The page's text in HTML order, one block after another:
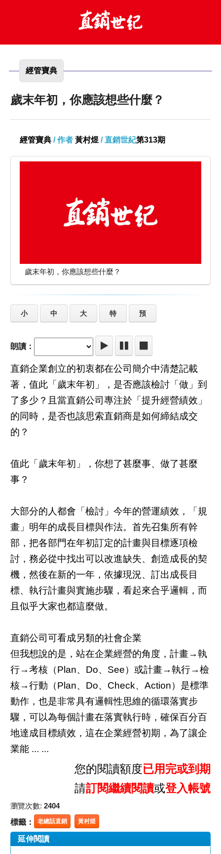
經管寶典
歲末年初，你應該想些什麼？
經管寶典 / 作者 黃村煜 / 直銷世紀第313期
歲末年初，你應該想些什麼？
小 中 大 特 預
朗讀：
直銷企業創立的初衷都在公司簡介中清楚記載
著，值此「歲末年初」，是否應該檢討「做」到
了多少？且當直銷公司專注於「提升經營績效」
的同時，是否也該思索直銷商是如何締結成交
的？
值此「歲末年初」，你想了甚麼事、做了甚麼
事？
大部分的人都會「檢討」今年的營運績效，「規
畫」明年的成長目標與作法。首先召集所有幹
部，把各部門在年初訂定的計畫與目標逐項檢
討，務必從中找出可以改進缺失、創造成長的契
機，然後在新的一年，依據現況、訂出成長目
標、執行計畫與實施步驟，看起來合乎邏輯，而
且似乎大家也都這麼做。
直銷公司可看成另類的社會企業
但我想說的是，站在企業經營的角度，計畫→執
行→考核（Plan、Do、See）或計畫→執行→檢
核→行動（Plan、Do、Check、Action）是標準
動作，也是非常具有邏輯性思維的循環落實步
驟，可以為每個計畫在落實執行時，確保百分百
地達成目標績效，這在企業經營初期，為了讓企
業能 ... ...
您的閱讀額度已用完或到期
請訂閱繼續閱讀或登入帳號
瀏覽次數: 2404
標籤： 老總話直銷 黃村煜
延伸閱讀